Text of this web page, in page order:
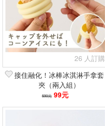
26 人訂購
接住融化！冰棒冰淇淋手拿套
夾（兩入組）
590元 99元